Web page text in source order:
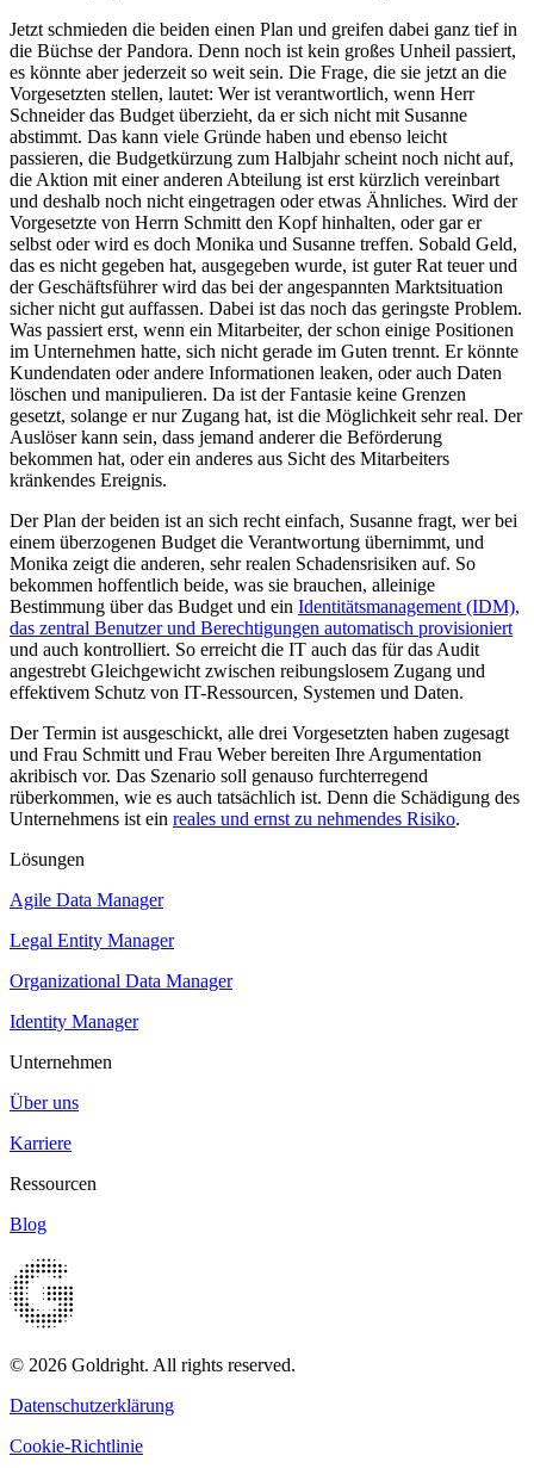
Jetzt schmieden die beiden einen Plan und greifen dabei ganz tief in
die Büchse der Pandora. Denn noch ist kein großes Unheil passiert,
es könnte aber jederzeit so weit sein. Die Frage, die sie jetzt an die
Vorgesetzten stellen, lautet: Wer ist verantwortlich, wenn Herr
Schneider das Budget überzieht, da er sich nicht mit Susanne
abstimmt. Das kann viele Gründe haben und ebenso leicht
passieren, die Budgetkürzung zum Halbjahr scheint noch nicht auf,
die Aktion mit einer anderen Abteilung ist erst kürzlich vereinbart
und deshalb noch nicht eingetragen oder etwas Ähnliches. Wird der
Vorgesetzte von Herrn Schmitt den Kopf hinhalten, oder gar er
selbst oder wird es doch Monika und Susanne treffen. Sobald Geld,
das es nicht gegeben hat, ausgegeben wurde, ist guter Rat teuer und
der Geschäftsführer wird das bei der angespannten Marktsituation
sicher nicht gut auffassen. Dabei ist das noch das geringste Problem.
Was passiert erst, wenn ein Mitarbeiter, der schon einige Positionen
im Unternehmen hatte, sich nicht gerade im Guten trennt. Er könnte
Kundendaten oder andere Informationen leaken, oder auch Daten
löschen und manipulieren. Da ist der Fantasie keine Grenzen
gesetzt, solange er nur Zugang hat, ist die Möglichkeit sehr real. Der
Auslöser kann sein, dass jemand anderer die Beförderung
bekommen hat, oder ein anderes aus Sicht des Mitarbeiters
kränkendes Ereignis.
Der Plan der beiden ist an sich recht einfach, Susanne fragt, wer bei
einem überzogenen Budget die Verantwortung übernimmt, und
Monika zeigt die anderen, sehr realen Schadensrisiken auf. So
bekommen hoffentlich beide, was sie brauchen, alleinige
Bestimmung über das Budget und ein Identitätsmanagement (IDM),
das zentral Benutzer und Berechtigungen automatisch provisioniert
und auch kontrolliert. So erreicht die IT auch das für das Audit
angestrebt Gleichgewicht zwischen reibungslosem Zugang und
effektivem Schutz von IT-Ressourcen, Systemen und Daten.
Der Termin ist ausgeschickt, alle drei Vorgesetzten haben zugesagt
und Frau Schmitt und Frau Weber bereiten Ihre Argumentation
akribisch vor. Das Szenario soll genauso furchterregend
rüberkommen, wie es auch tatsächlich ist. Denn die Schädigung des
Unternehmens ist ein reales und ernst zu nehmendes Risiko.
Lösungen
Agile Data Manager
Legal Entity Manager
Organizational Data Manager
Identity Manager
Unternehmen
Über uns
Karriere
Ressourcen
Blog
© 2026 Goldright. All rights reserved.
Datenschutzerklärung
Cookie-Richtlinie